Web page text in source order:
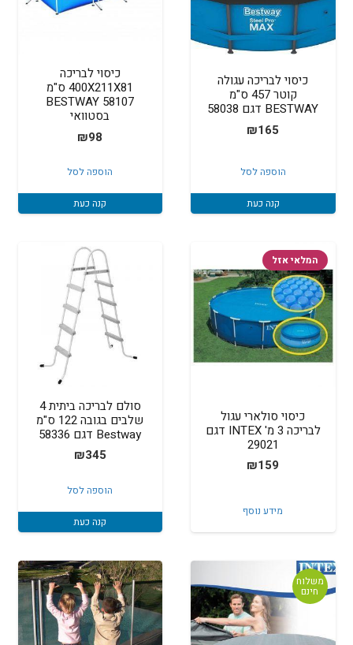
כיסוי לבריכה עגולה
קוטר 457 ס"מ
BESTWAY דגם 58038
₪165
הוספה לסל
קנה כעת
כיסוי לבריכה
400X211X81 ס"מ
BESTWAY 58107
בסטוואי
₪98
הוספה לסל
קנה כעת
המלאי אזל
כיסוי סולארי עגול
לבריכה 3 מ' INTEX דגם
29021
₪159
מידע נוסף
סולם לבריכה ביתית 4
שלבים בגובה 122 ס"מ
Bestway דגם 58336
₪345
הוספה לסל
קנה כעת
משלוח
חינם